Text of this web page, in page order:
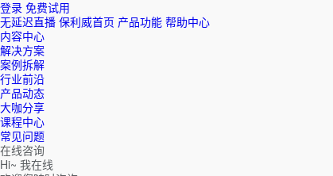
登录 免费试用
无延迟直播 保利威首页 产品功能 帮助中心
内容中心
解决方案
案例拆解
行业前沿
产品动态
大咖分享
课程中心
常见问题
在线咨询
Hi~ 我在线